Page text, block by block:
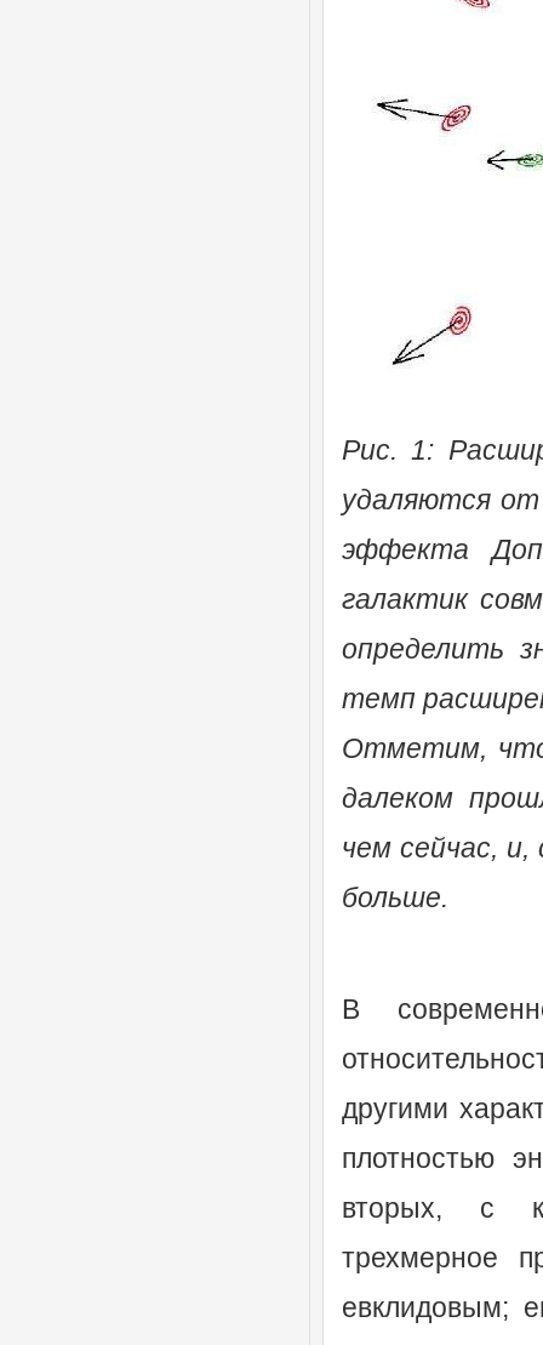
Рис. 1:
удаляются
эффекта
галактик
определить
темп
Отметим,
далеком
чем сейчас,
больше.
В
другими
плотностью
вторых, с
трехмерное
евклидовым;